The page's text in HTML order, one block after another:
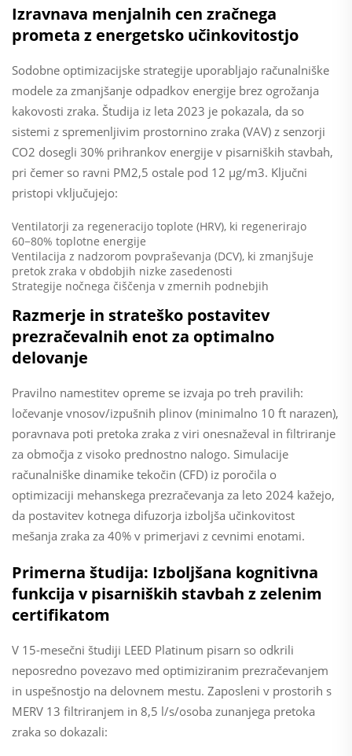
Izravnava menjalnih cen zračnega
prometa z energetsko učinkovitostjo
Sodobne optimizacijske strategije uporabljajo računalniške
modele za zmanjšanje odpadkov energije brez ogrožanja
kakovosti zraka. Študija iz leta 2023 je pokazala, da so
sistemi z spremenljivim prostornino zraka (VAV) z senzorji
CO2 dosegli 30% prihrankov energije v pisarniških stavbah,
pri čemer so ravni PM2,5 ostale pod 12 μg/m3. Ključni
pristopi vključujejo:
Ventilatorji za regeneracijo toplote (HRV), ki regenerirajo
60−80% toplotne energije
Ventilacija z nadzorom povpraševanja (DCV), ki zmanjšuje
pretok zraka v obdobjih nizke zasedenosti
Strategije nočnega čiščenja v zmernih podnebjih
Razmerje in strateško postavitev
prezračevalnih enot za optimalno
delovanje
Pravilno namestitev opreme se izvaja po treh pravilih:
ločevanje vnosov/izpušnih plinov (minimalno 10 ft narazen),
poravnava poti pretoka zraka z viri onesnaževal in filtriranje
za območja z visoko prednostno nalogo. Simulacije
računalniške dinamike tekočin (CFD) iz poročila o
optimizaciji mehanskega prezračevanja za leto 2024 kažejo,
da postavitev kotnega difuzorja izboljša učinkovitost
mešanja zraka za 40% v primerjavi z cevnimi enotami.
Primerna študija: Izboljšana kognitivna
funkcija v pisarniških stavbah z zelenim
certifikatom
V 15-mesečni študiji LEED Platinum pisarn so odkrili
neposredno povezavo med optimiziranim prezračevanjem
in uspešnostjo na delovnem mestu. Zaposleni v prostorih s
MERV 13 filtriranjem in 8,5 l/s/osoba zunanjega pretoka
zraka so dokazali: